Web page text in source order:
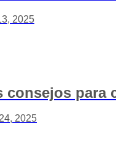
2025
consejos para
2025